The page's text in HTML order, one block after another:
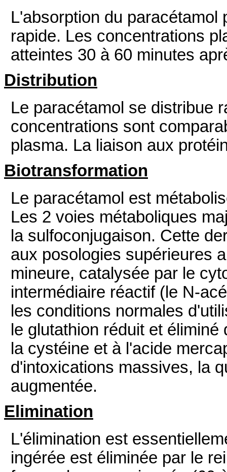
L'absorption du paracétamol
rapide. Les concentrations
atteintes 30 à 60 minutes
Distribution
Le paracétamol se distribue
concentrations sont
plasma. La liaison aux
Biotransformation
Le paracétamol est
Les 2 voies métaboliques
la sulfoconjugaison. Cette
aux posologies supérieures
mineure, catalysée par le
intermédiaire réactif (le N-
les conditions normales
le glutathion réduit et
la cystéine et à l'acide
d'intoxications massives, la
augmentée.
Elimination
L'élimination est
ingérée est éliminée par le